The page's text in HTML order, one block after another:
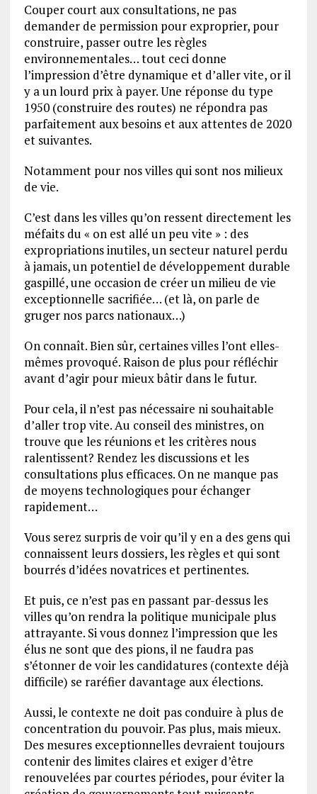
Couper court aux consultations, ne pas
demander de permission pour exproprier, pour
construire, passer outre les règles
environnementales… tout ceci donne
l’impression d’être dynamique et d’aller vite, or il
y a un lourd prix à payer. Une réponse du type
1950 (construire des routes) ne répondra pas
parfaitement aux besoins et aux attentes de 2020
et suivantes.
Notamment pour nos villes qui sont nos milieux
de vie.
C’est dans les villes qu’on ressent directement les
méfaits du « on est allé un peu vite » : des
expropriations inutiles, un secteur naturel perdu
à jamais, un potentiel de développement durable
gaspillé, une occasion de créer un milieu de vie
exceptionnelle sacrifiée… (et là, on parle de
gruger nos parcs nationaux…)
On connaît. Bien sûr, certaines villes l’ont elles-
mêmes provoqué. Raison de plus pour réfléchir
avant d’agir pour mieux bâtir dans le futur.
Pour cela, il n’est pas nécessaire ni souhaitable
d’aller trop vite. Au conseil des ministres, on
trouve que les réunions et les critères nous
ralentissent? Rendez les discussions et les
consultations plus efficaces. On ne manque pas
de moyens technologiques pour échanger
rapidement…
Vous serez surpris de voir qu’il y en a des gens qui
connaissent leurs dossiers, les règles et qui sont
bourrés d’idées novatrices et pertinentes.
Et puis, ce n’est pas en passant par-dessus les
villes qu’on rendra la politique municipale plus
attrayante. Si vous donnez l’impression que les
élus ne sont que des pions, il ne faudra pas
s’étonner de voir les candidatures (contexte déjà
difficile) se raréfier davantage aux élections.
Aussi, le contexte ne doit pas conduire à plus de
concentration du pouvoir. Pas plus, mais mieux.
Des mesures exceptionnelles devraient toujours
contenir des limites claires et exiger d’être
renouvelées par courtes périodes, pour éviter la